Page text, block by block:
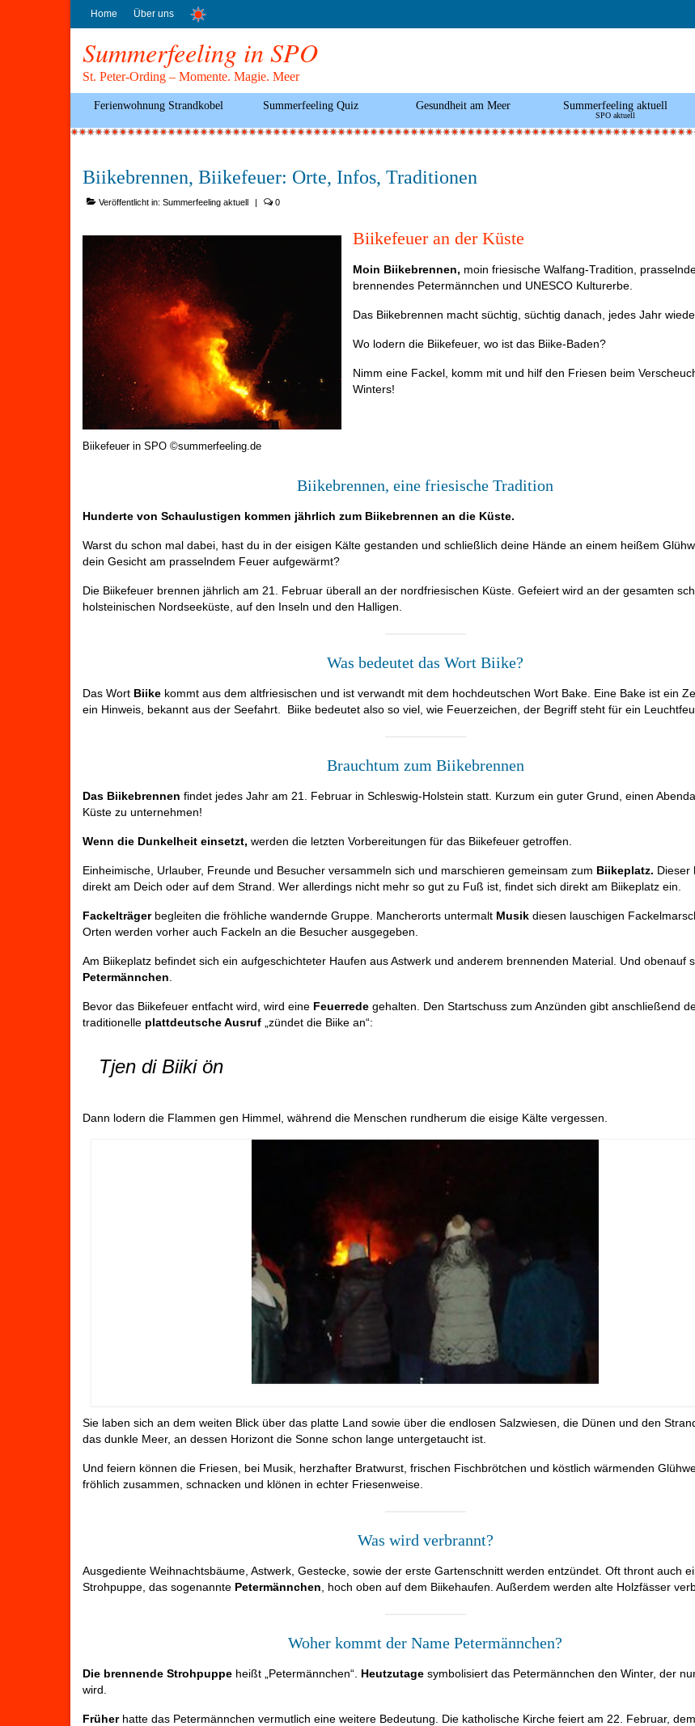
Home Über uns
Summerfeeling in SPO
St. Peter-Ording – Momente. Magie. Meer
Ferienwohnung Strandkobel Summerfeeling Quiz Gesundheit am Meer Summerfeeling aktuell
SPO aktuell
Biikebrennen, Biikefeuer: Orte, Infos, Traditionen
Veröffentlicht in: Summerfeeling aktuell | 0
Biikefeuer in SPO ©summerfeeling.de
Biikefeuer an der Küste
Moin Biikebrennen, moin friesische Walfang-Tradition,
brennendes Petermännchen und UNESCO Kulturerbe.
Das Biikebrennen macht süchtig, süchtig danach, jedes Jahr
Wo lodern die Biikefeuer, wo ist das Biike-Baden?
Nimm eine Fackel, komm mit und hilf den Friesen beim
Winters!
Biikebrennen, eine friesische Tradition
Hunderte von Schaulustigen kommen jährlich zum Biikebrennen an die Küste.
Warst du schon mal dabei, hast du in der eisigen Kälte gestanden und schließlich deine Hände an einem heißem
dein Gesicht am prasselndem Feuer aufgewärmt?
Die Biikefeuer brennen jährlich am 21. Februar überall an der nordfriesischen Küste. Gefeiert wird an der gesamten
holsteinischen Nordseeküste, auf den Inseln und den Halligen.
Was bedeutet das Wort Biike?
Das Wort Biike kommt aus dem altfriesischen und ist verwandt mit dem hochdeutschen Wort Bake. Eine Bake ist ein
ein Hinweis, bekannt aus der Seefahrt. Biike bedeutet also so viel, wie Feuerzeichen, der Begriff steht für ein
Brauchtum zum Biikebrennen
Das Biikebrennen findet jedes Jahr am 21. Februar in Schleswig-Holstein statt. Kurzum ein guter Grund, einen
Küste zu unternehmen!
Wenn die Dunkelheit einsetzt, werden die letzten Vorbereitungen für das Biikefeuer getroffen.
Einheimische, Urlauber, Freunde und Besucher versammeln sich und marschieren gemeinsam zum Biikeplatz. Dieser
direkt am Deich oder auf dem Strand. Wer allerdings nicht mehr so gut zu Fuß ist, findet sich direkt am Biikeplatz ein.
Fackelträgerbegleiten die fröhliche wandernde Gruppe. Mancherorts untermalt Musik diesen lauschigen
Orten werden vorher auch Fackeln an die Besucher ausgegeben.
Am Biikeplatz befindet sich ein aufgeschichteter Haufen aus Astwerk und anderem brennenden Material. Und obenauf
Petermännchen.
Bevor das Biikefeuer entfacht wird, wird eine Feuerrede gehalten. Den Startschuss zum Anzünden gibt anschließend
traditionelle plattdeutsche Ausruf „zündet die Biike an“:
Tjen di Biiki ön
Dann lodern die Flammen gen Himmel, während die Menschen rundherum die eisige Kälte vergessen.
Sie laben sich an dem weiten Blick über das platte Land sowie über die endlosen Salzwiesen, die Dünen und den
das dunkle Meer, an dessen Horizont die Sonne schon lange untergetaucht ist.
Und feiern können die Friesen, bei Musik, herzhafter Bratwurst, frischen Fischbrötchen und köstlich wärmenden
fröhlich zusammen, schnacken und klönen in echter Friesenweise.
Was wird verbrannt?
Ausgediente Weihnachtsbäume, Astwerk, Gestecke, sowie der erste Gartenschnitt werden entzündet. Oft thront auch
Strohpuppe, das sogenannte Petermännchen , hoch oben auf dem Biikehaufen. Außerdem werden alte Holzfässer
Woher kommt der Name Petermännchen?
Die brennende Strohpuppe heißt „Petermännchen“. Heutzutage symbolisiert das Petermännchen den Winter, der
wird.
Früherhatte das Petermännchen vermutlich eine weitere Bedeutung. Die katholische Kirche feiert am 22. Februar,